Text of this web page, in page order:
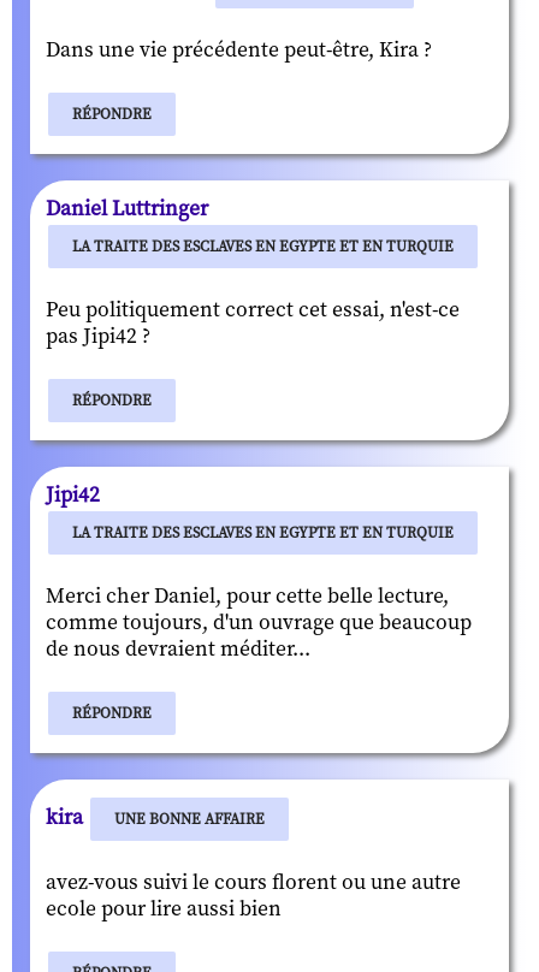
Dans une vie précédente peut-être, Kira ?
RÉPONDRE
Daniel Luttringer
LA TRAITE DES ESCLAVES EN EGYPTE ET EN TURQUIE
Peu politiquement correct cet essai, n'est-ce
pas Jipi42 ?
RÉPONDRE
Jipi42
LA TRAITE DES ESCLAVES EN EGYPTE ET EN TURQUIE
Merci cher Daniel, pour cette belle lecture,
comme toujours, d'un ouvrage que beaucoup
de nous devraient méditer...
RÉPONDRE
kira UNE BONNE AFFAIRE
avez-vous suivi le cours florent ou une autre
ecole pour lire aussi bien